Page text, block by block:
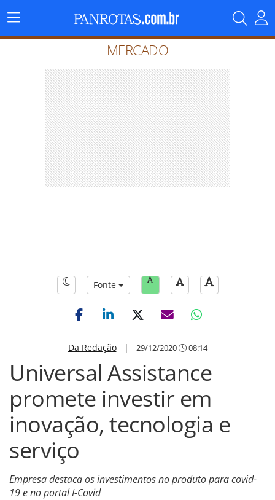
Menu
Principal
MERCADO
Fonte
Da Redação| 29/12/2020 08:14
Universal Assistance
promete investir em
inovação, tecnologia e
serviço
Empresa destaca os investimentos no produto para covid-
19 e no portal I-Covid